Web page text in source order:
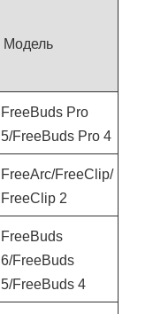
Модель
FreeBuds Pro
5/FreeBuds Pro 4
FreeArc/FreeClip/
FreeClip 2
FreeBuds
6/FreeBuds
5/FreeBuds 4